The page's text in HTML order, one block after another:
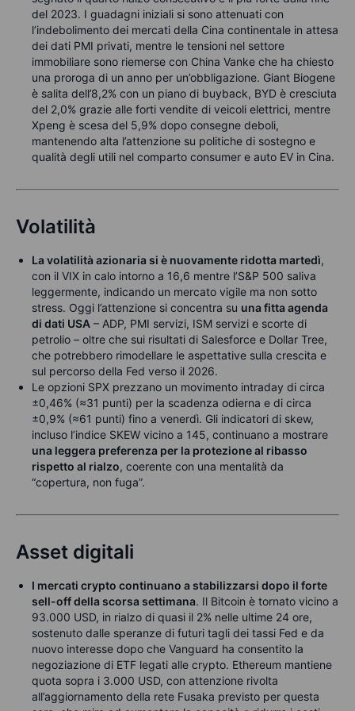
del 2023. I guadagni iniziali si sono attenuati con
l’indebolimento dei mercati della Cina continentale in attesa
dei dati PMI privati, mentre le tensioni nel settore
immobiliare sono riemerse con China Vanke che ha chiesto
una proroga di un anno per un’obbligazione. Giant Biogene
è salita dell’8,2% con un piano di buyback, BYD è cresciuta
del 2,0% grazie alle forti vendite di veicoli elettrici, mentre
Xpeng è scesa del 5,9% dopo consegne deboli,
mantenendo alta l’attenzione su politiche di sostegno e
qualità degli utili nel comparto consumer e auto EV in Cina.
Volatilità
La volatilità azionaria si è nuovamente ridotta martedì,
con il VIX in calo intorno a 16,6 mentre l’S&P 500 saliva
leggermente, indicando un mercato vigile ma non sotto
stress. Oggi l’attenzione si concentra su una fitta agenda
di dati USA – ADP, PMI servizi, ISM servizi e scorte di
petrolio – oltre che sui risultati di Salesforce e Dollar Tree,
che potrebbero rimodellare le aspettative sulla crescita e
sul percorso della Fed verso il 2026.
Le opzioni SPX prezzano un movimento intraday di circa
±0,46% (≈31 punti) per la scadenza odierna e di circa
±0,9% (≈61 punti) fino a venerdì. Gli indicatori di skew,
incluso l’indice SKEW vicino a 145, continuano a mostrare
una leggera preferenza per la protezione al ribasso
rispetto al rialzo, coerente con una mentalità da
“copertura, non fuga”.
Asset digitali
I mercati crypto continuano a stabilizzarsi dopo il forte
sell-off della scorsa settimana. Il Bitcoin è tornato vicino a
93.000 USD, in rialzo di quasi il 2% nelle ultime 24 ore,
sostenuto dalle speranze di futuri tagli dei tassi Fed e da
nuovo interesse dopo che Vanguard ha consentito la
negoziazione di ETF legati alle crypto. Ethereum mantiene
quota sopra i 3.000 USD, con attenzione rivolta
all’aggiornamento della rete Fusaka previsto per questa